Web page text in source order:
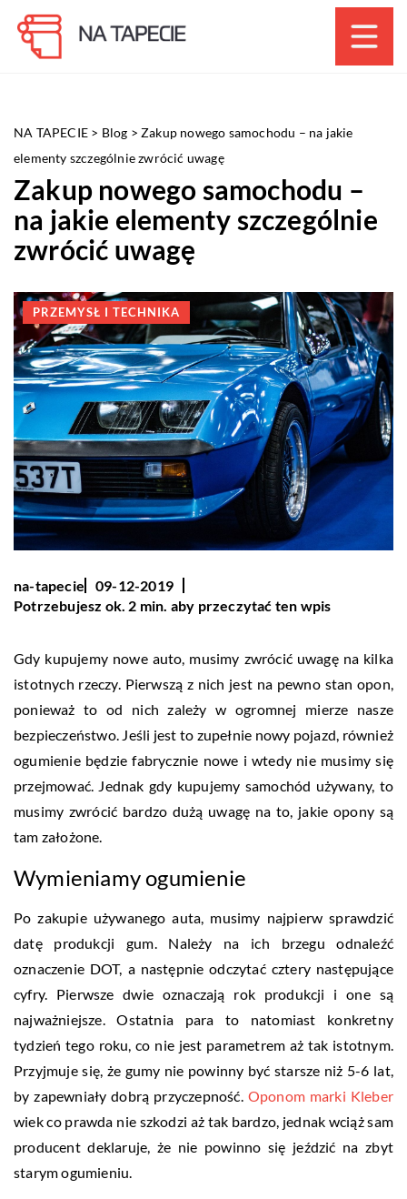
NA TAPECIE > Blog >Zakup nowego samochodu – na jakie
elementy szczególnie zwrócić uwagę
Zakup nowego samochodu –
na jakie elementy szczególnie
zwrócić uwagę
PRZEMYSŁ I TECHNIKA
na-tapecie
09-12-2019
Potrzebujesz ok. 2 min. aby przeczytać ten wpis
Gdy kupujemy nowe auto, musimy zwrócić uwagę na kilka
istotnych rzeczy. Pierwszą z nich jest na pewno stan opon,
ponieważ to od nich zależy w ogromnej mierze nasze
bezpieczeństwo. Jeśli jest to zupełnie nowy pojazd, również
ogumienie będzie fabrycznie nowe i wtedy nie musimy się
przejmować. Jednak gdy kupujemy samochód używany, to
musimy zwrócić bardzo dużą uwagę na to, jakie opony są
tam założone.
Wymieniamy ogumienie
Po zakupie używanego auta, musimy najpierw sprawdzić
datę produkcji gum. Należy na ich brzegu odnaleźć
oznaczenie DOT, a następnie odczytać cztery następujące
cyfry. Pierwsze dwie oznaczają rok produkcji i one są
najważniejsze. Ostatnia para to natomiast konkretny
tydzień tego roku, co nie jest parametrem aż tak istotnym.
Przyjmuje się, że gumy nie powinny być starsze niż 5-6 lat,
by zapewniały dobrą przyczepność. Oponom marki Kleber
wiek co prawda nie szkodzi aż tak bardzo, jednak wciąż sam
producent deklaruje, że nie powinno się jeździć na zbyt
starym ogumieniu.